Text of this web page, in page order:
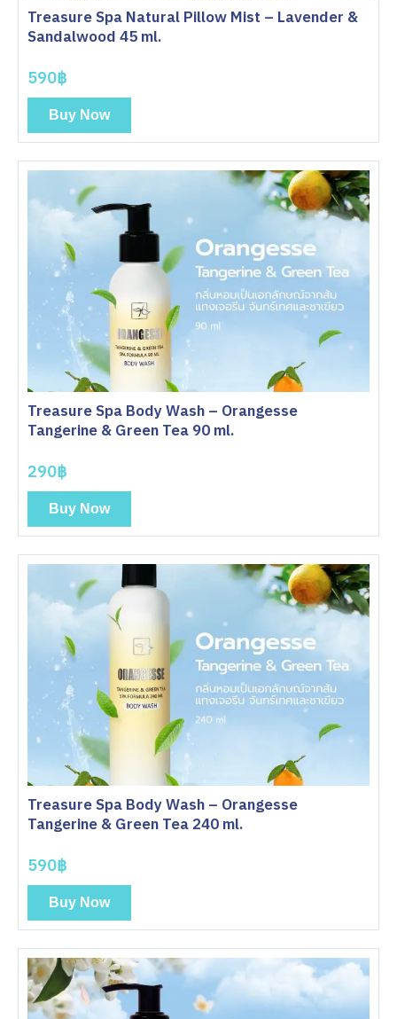
Treasure Spa Natural Pillow Mist – Lavender &
Sandalwood 45 ml.
590฿
Buy Now
Treasure Spa Body Wash – Orangesse
Tangerine & Green Tea 90 ml.
290฿
Buy Now
Treasure Spa Body Wash – Orangesse
Tangerine & Green Tea 240 ml.
590฿
Buy Now